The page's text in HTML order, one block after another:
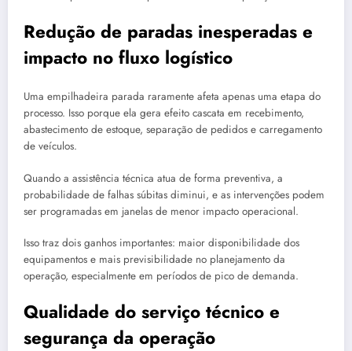
Redução de paradas inesperadas e
impacto no fluxo logístico
Uma empilhadeira parada raramente afeta apenas uma etapa do
processo. Isso porque ela gera efeito cascata em recebimento,
abastecimento de estoque, separação de pedidos e carregamento
de veículos.
Quando a assistência técnica atua de forma preventiva, a
probabilidade de falhas súbitas diminui, e as intervenções podem
ser programadas em janelas de menor impacto operacional.
Isso traz dois ganhos importantes: maior disponibilidade dos
equipamentos e mais previsibilidade no planejamento da
operação, especialmente em períodos de pico de demanda.
Qualidade do serviço técnico e
segurança da operação